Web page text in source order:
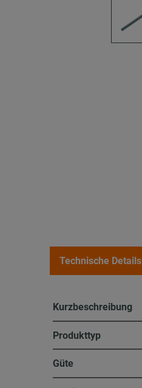
Technische Details
Kurzbeschreibung
Produkttyp
Güte